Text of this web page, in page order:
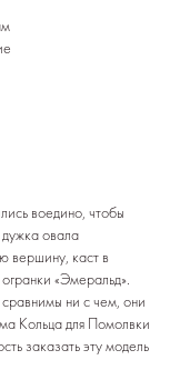
воедино, чтобы
дужка овала
вершину, каст в
«Эмеральд».
сравнимы ни с чем, они
Кольца для Помолвки
заказать эту модель